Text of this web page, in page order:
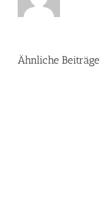
Ähnliche Beiträge